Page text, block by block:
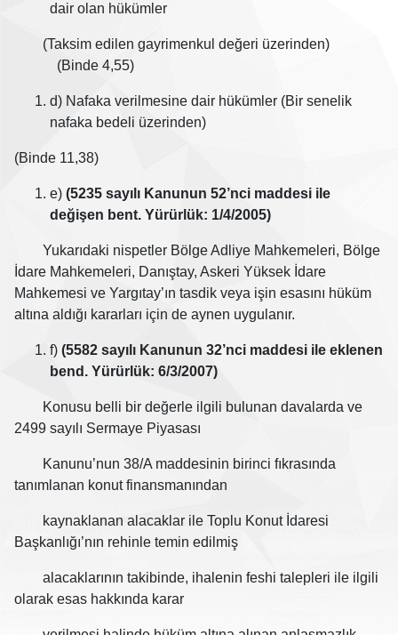
dair olan hükümler
(Taksim edilen gayrimenkul değeri üzerinden)
(Binde 4,55)
d) Nafaka verilmesine dair hükümler (Bir senelik
nafaka bedeli üzerinden)
(Binde 11,38)
e)(5235 sayılı Kanunun 52’nci maddesi ile
değişen bent. Yürürlük: 1/4/2005)
Yukarıdaki nispetler Bölge Adliye Mahkemeleri, Bölge
İdare Mahkemeleri, Danıştay, Askeri Yüksek İdare
Mahkemesi ve Yargıtay’ın tasdik veya işin esasını hüküm
altına aldığı kararları için de aynen uygulanır.
f)(5582 sayılı Kanunun 32’nci maddesi ile eklenen
bend. Yürürlük: 6/3/2007)
Konusu belli bir değerle ilgili bulunan davalarda ve
2499 sayılı Sermaye Piyasası
Kanunu’nun 38/A maddesinin birinci fıkrasında
tanımlanan konut finansmanından
kaynaklanan alacaklar ile Toplu Konut İdaresi
Başkanlığı’nın rehinle temin edilmiş
alacaklarının takibinde, ihalenin feshi talepleri ile ilgili
olarak esas hakkında karar